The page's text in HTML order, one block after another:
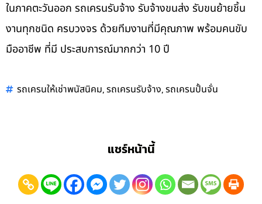
ในภาคตะวันออก รถเครนรับจ้าง รับจ้างขนส่ง รับขนย้ายชิ้น
งานทุกชนิด ครบวงจร ด้วยทีมงานที่มีคุณภาพ พร้อมคนขับ
มืออาชีพ ที่มี ประสบการณ์มากกว่า 10 ปี
รถเครนให้เช่าพนัสนิคม,รถเครนรับจ้าง,รถเครนปั้นจั่น
แชร์หน้านี้